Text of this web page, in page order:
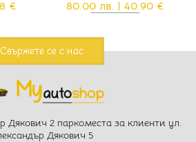
€
80.00 лв. | 40.90 €
Свържете се с нас
Дякович 2 паркоместа за клиенти ул.
Дякович 5